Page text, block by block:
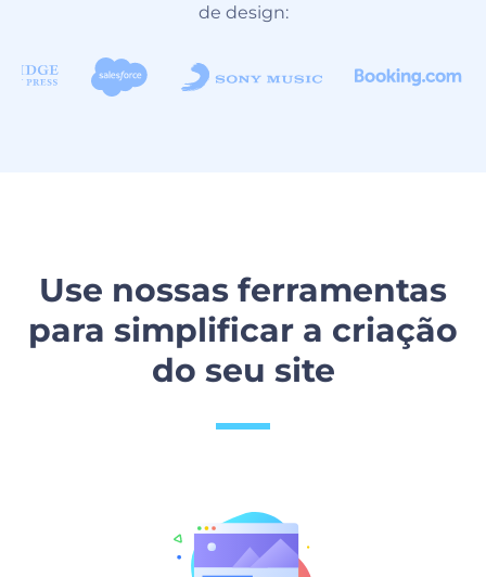
de design:
Use nossas ferramentas
para simplificar a criação
do seu site